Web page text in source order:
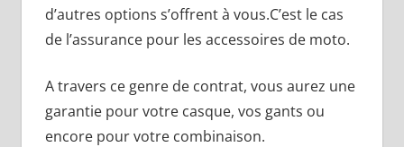
d’autres options s’offrent à vous.C’est le cas
de l’assurance pour les accessoires de moto.
A travers ce genre de contrat, vous aurez une
garantie pour votre casque, vos gants ou
encore pour votre combinaison.